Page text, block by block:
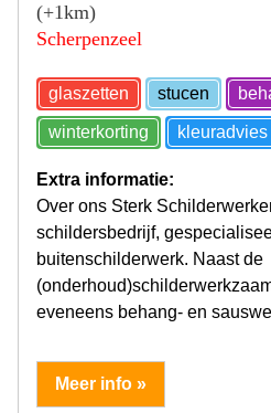
(+1km)
Scherpenzeel
glaszetten stucen
winterkorting kleuradvies
Extra informatie:
Over ons Sterk
schildersbedrijf,
buitenschilderwerk. Naast de
eveneens behang- en
Meer info »